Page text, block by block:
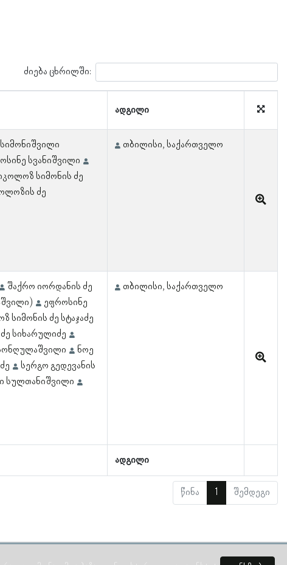
ძიება ცხრილში:
ადგილი
ადგილი
სვანიშვილი
სიმონის ძე
ძე
თბილისი, საქართველო
შაქრო იორდანის ძე
ეფროსინე
სიმონის ძე სტაჯაძე
სიხარულიძე
ნოე
სერგო გედევანის
სულთანიშვილი
თბილისი, საქართველო
წინა 1 შემდეგი